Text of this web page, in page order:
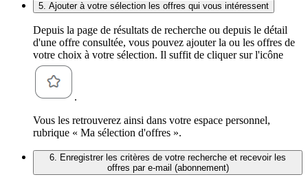
5. Ajouter à votre sélection les offres qui vous intéressent
Depuis la page de résultats de recherche ou depuis le détail
d'une offre consultée, vous pouvez ajouter la ou les offres de
votre choix à votre sélection. Il suffit de cliquer sur l'icône
.
Vous les retrouverez ainsi dans votre espace personnel,
rubrique « Ma sélection d'offres ».
6. Enregistrer les critères de votre recherche et recevoir les
offres par e-mail (abonnement)